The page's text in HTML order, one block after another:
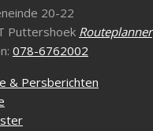
20-22
Puttershoek Routeplanner
078-6762002
& Persberichten